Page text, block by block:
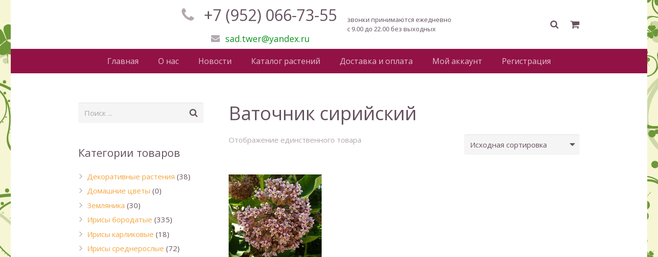
+7 (952) 066-73-55
sad.twer@yandex.ru
звонки принимаются ежедневно
с 9.00 до 22.00 без выходных
Главная О нас Новости Каталог растений Доставка и оплата Мой аккаунт Регистрация
Ваточник сирийский
Отображение единственного товара
Категории товаров
Декоративные растения (38)
Домашние цветы (0)
Земляника (30)
Ирисы бородатые (335)
Ирисы карликовые (18)
Ирисы среднерослые (72)